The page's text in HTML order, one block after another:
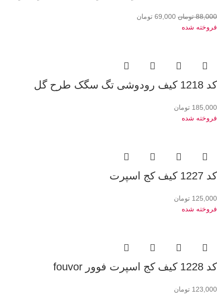
88,000 تومان 69,000 تومان
فروخته شده
کد 1218 کیف رودوشی تگ سگک طرح گل
185,000 تومان
فروخته شده
کد 1227 کیف کج اسپرت
125,000 تومان
فروخته شده
کد 1228 کیف کج اسپرت فوور fouvor
123,000 تومان